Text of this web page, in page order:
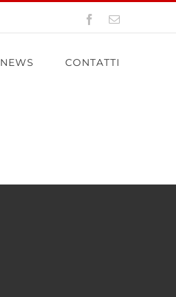
Facebook
Email
NEWS CONTATTI